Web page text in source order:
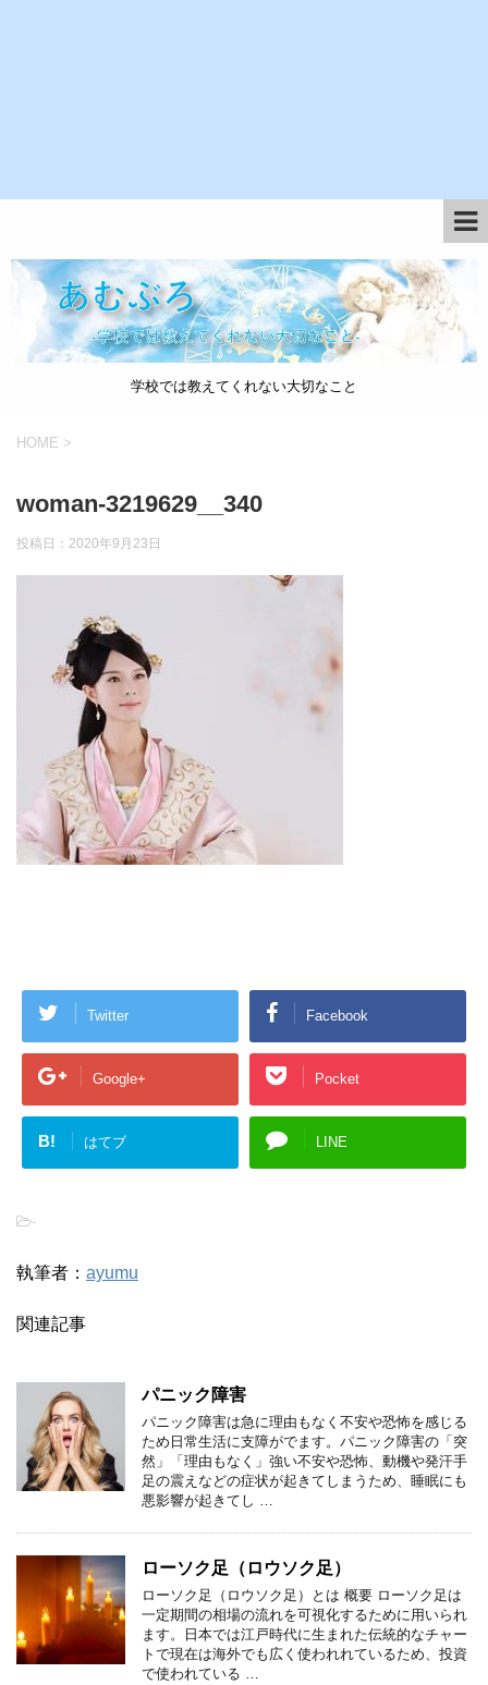
学校では教えてくれない大切なこと
HOME >
woman-3219629__340
投稿日： 2020年9月23日
Twitter Facebook
Google+ Pocket
B! はてブ LINE
-
執筆者： ayumu
関連記事
パニック障害
パニック障害は急に理由もなく不安や恐怖を感じる
ため日常生活に支障がでます。パニック障害の「突
然」「理由もなく」強い不安や恐怖、動機や発汗手
足の震えなどの症状が起きてしまうため、睡眠にも
悪影響が起きてし …
ローソク足（ロウソク足）
ローソク足（ロウソク足）とは 概要 ローソク足は
一定期間の相場の流れを可視化するために用いられ
ます。日本では江戸時代に生まれた伝統的なチャー
トで現在は海外でも広く使われれているため、投資
で使われている …